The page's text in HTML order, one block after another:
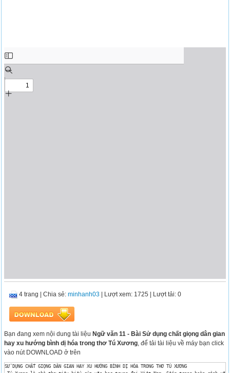
4 trang |Chia sẻ:minhanh03 | Lượt xem: 1725 | Lượt tải: 0
Bạn đang xem nội dung tài liệu Ngữ văn 11 - Bài Sử dụng chất giọng dân gian
hay xu hướng bình dị hóa trong thơ Tú Xương, để tải tài liệu về máy bạn click
vào nút DOWNLOAD ở trên
SỬ DỤNG CHẤT GIỌNG DÂN GIAN HAY XU HƯỚNG BÌNH DỊ HÓA TRONG THƠ TÚ XƯƠNG